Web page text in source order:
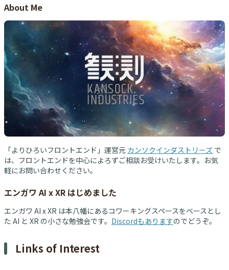
About Me
「よりひろいフロントエンド」運営元 カンソクインダストリーズ で
は、フロントエンドを中心によろずご相談お受けいたします。お気
軽にお問い合わせください。
エンガワ AI x XR はじめました
エンガワ AI x XR は本八幡にあるコワーキングスペースをベースとし
た AI と XR の小さな勉強会です。 Discordもありますのでどうぞ。
Links of Interest